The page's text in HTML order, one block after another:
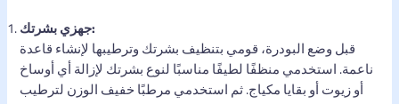
جهزي بشرتك:
قبل وضع البودرة، قومي بتنظيف بشرتك وترطيبها لإنشاء قاعدة
ناعمة. استخدمي منظفًا لطيفًا مناسبًا لنوع بشرتك لإزالة أي أوساخ
أو زيوت أو بقايا مكياج. ثم استخدمي مرطبًا خفيف الوزن لترطيب